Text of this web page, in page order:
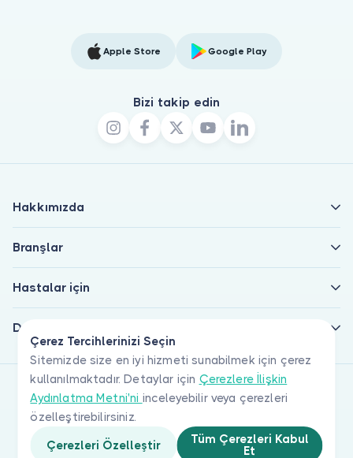
Çerez Tercihlerinizi Seçin
Sitemizde size en iyi hizmeti sunabilmek için çerez
kullanılmaktadır. Detaylar için Çerezlere İlişkin
Aydınlatma Metni'ni inceleyebilir veya çerezleri
özelleştirebilirsiniz.
Çerezleri Özelleştir
Tüm Çerezleri Kabul
Et
Apple Store Google Play
Bizi takip edin
Hakkımızda
Branşlar
Hastalar için
Doktorlar için